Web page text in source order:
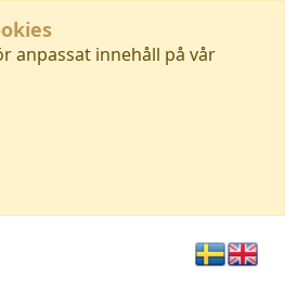
anpassat innehåll på vår